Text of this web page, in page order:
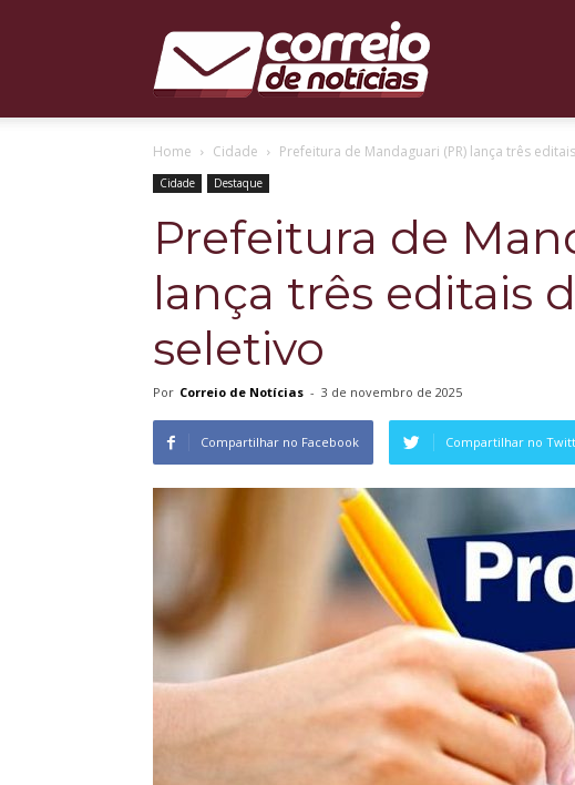
Correio
Notícias
Home Cidade Prefeitura de Mandaguari (PR) lança três
Cidade Destaque
Prefeitura de
lança três editais
seletivo
Por Correio de Notícias - 3 de novembro de 2025
Compartilhar no Facebook Compartilhar no